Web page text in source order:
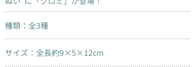
種類：全3種
サイズ：全長約9×5×12cm